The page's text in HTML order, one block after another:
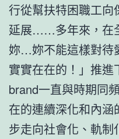
行從幫扶特困職工向
延展……多年來，在
妳…妳不能這樣對待
實實在在的！」推
brand一直與時期同
在的連續深化和內涵
步走向社會化、軌